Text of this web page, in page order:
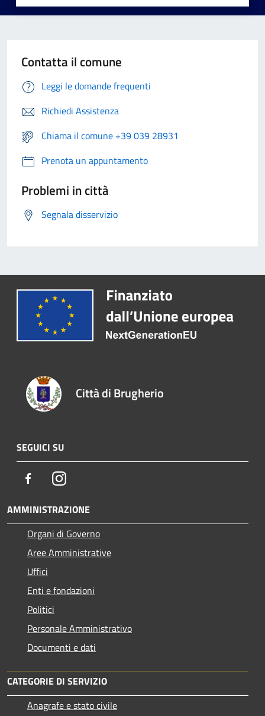
Contatta il comune
Leggi le domande frequenti
Richiedi Assistenza
Chiama il comune +39 039 28931
Prenota un appuntamento
Problemi in città
Segnala disservizio
Città di Brugherio
SEGUICI SU
FacebookInstagram
AMMINISTRAZIONE
Organi di Governo
Aree Amministrative
Uffici
Enti e fondazioni
Politici
Personale Amministrativo
Documenti e dati
CATEGORIE DI SERVIZIO
Anagrafe e stato civile